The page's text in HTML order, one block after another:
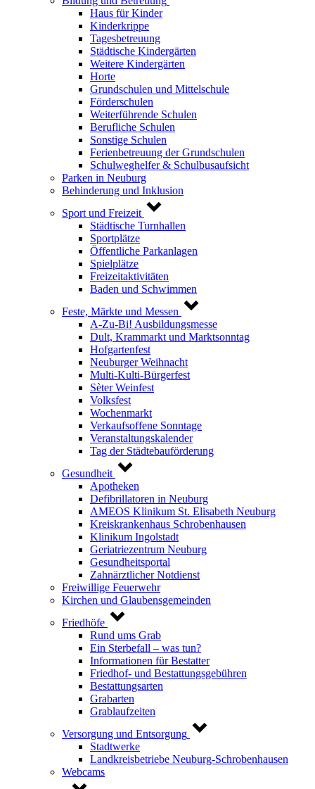
Haus für Kinder
Kinderkrippe
Tagesbetreuung
Städtische Kindergärten
Weitere Kindergärten
Horte
Grundschulen und Mittelschule
Förderschulen
Weiterführende Schulen
Berufliche Schulen
Sonstige Schulen
Ferienbetreuung der Grundschulen
Schulweghelfer & Schulbusaufsicht
Parken in Neuburg
Behinderung und Inklusion
Sport und Freizeit
Städtische Turnhallen
Sportplätze
Öffentliche Parkanlagen
Spielplätze
Freizeitaktivitäten
Baden und Schwimmen
Feste, Märkte und Messen
A-Zu-Bi! Ausbildungsmesse
Dult, Krammarkt und Marktsonntag
Hofgartenfest
Neuburger Weihnacht
Multi-Kulti-Bürgerfest
Sèter Weinfest
Volksfest
Wochenmarkt
Verkaufsoffene Sonntage
Veranstaltungskalender
Tag der Städtebauförderung
Gesundheit
Apotheken
Defibrillatoren in Neuburg
AMEOS Klinikum St. Elisabeth Neuburg
Kreiskrankenhaus Schrobenhausen
Klinikum Ingolstadt
Geriatriezentrum Neuburg
Gesundheitsportal
Zahnärztlicher Notdienst
Freiwillige Feuerwehr
Kirchen und Glaubensgemeinden
Friedhöfe
Rund ums Grab
Ein Sterbefall – was tun?
Informationen für Bestatter
Friedhof- und Bestattungsgebühren
Bestattungsarten
Grabarten
Grablaufzeiten
Versorgung und Entsorgung
Stadtwerke
Landkreisbetriebe Neuburg-Schrobenhausen
Webcams